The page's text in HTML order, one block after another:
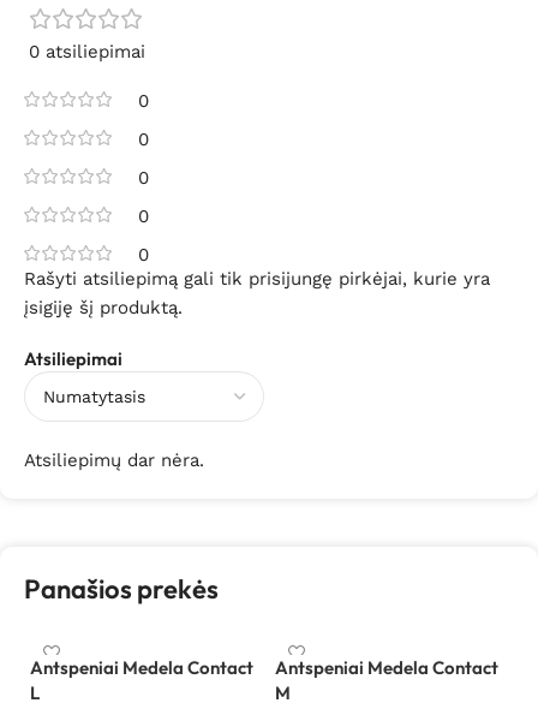
0 atsiliepimai
0
0
0
0
0
Atsiliepimai
Atsiliepimų dar nėra.
Rašyti atsiliepimą gali tik prisijungę pirkėjai, kurie yra
įsigiję šį produktą.
Panašios prekės
Antspeniai Medela Contact
L
Antspeniai Medela Contact
M